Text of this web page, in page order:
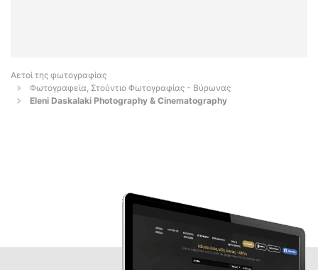
Αετοί της φωτογραφίας
Φωτογραφεία, Στούντιο Φωτογραφίας - Βύρωνας
Eleni Daskalaki Photography & Cinematography